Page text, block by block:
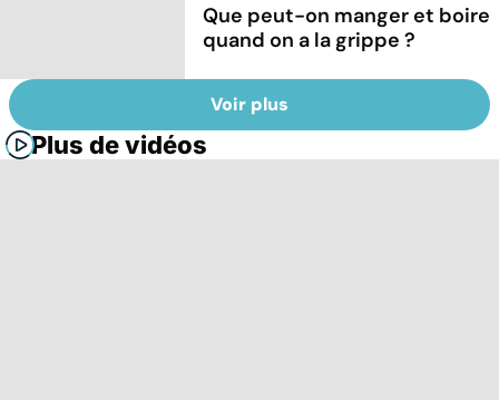
Que peut-on manger et boire
quand on a la grippe ?
Voir plus
Plus de vidéos